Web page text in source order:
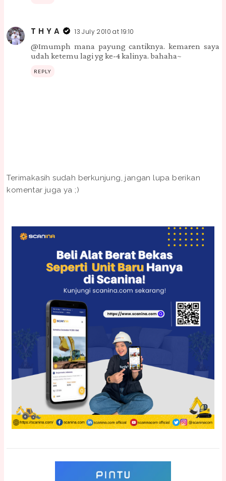
T H Y A 13 July 2010 at 19:10
@Imumph mana payung cantiknya. kemaren saya
udah ketemu lagi yg ke-4 kalinya. bahaha~
REPLY
Terimakasih sudah berkunjung, jangan lupa berikan
komentar juga ya ;)